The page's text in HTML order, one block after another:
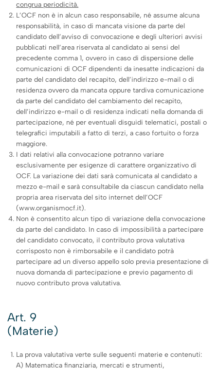
congrua periodicità.
L’OCF non è in alcun caso responsabile, né assume alcuna
responsabilità, in caso di mancata visione da parte del
candidato dell’avviso di convocazione e degli ulteriori avvisi
pubblicati nell’area riservata al candidato ai sensi del
precedente comma 1, ovvero in caso di dispersione delle
comunicazioni di OCF dipendenti da inesatte indicazioni da
parte del candidato del recapito, dell’indirizzo e-mail o di
residenza ovvero da mancata oppure tardiva comunicazione
da parte del candidato del cambiamento del recapito,
dell’indirizzo e-mail o di residenza indicati nella domanda di
partecipazione, né per eventuali disguidi telematici, postali o
telegrafici imputabili a fatto di terzi, a caso fortuito o forza
maggiore.
I dati relativi alla convocazione potranno variare
esclusivamente per esigenze di carattere organizzativo di
OCF. La variazione dei dati sarà comunicata al candidato a
mezzo e-mail e sarà consultabile da ciascun candidato nella
propria area riservata del sito internet dell’OCF
(www.organismocf.it).
Non è consentito alcun tipo di variazione della convocazione
da parte del candidato. In caso di impossibilità a partecipare
del candidato convocato, il contributo prova valutativa
corrisposto non è rimborsabile e il candidato potrà
partecipare ad un diverso appello solo previa presentazione di
nuova domanda di partecipazione e previo pagamento di
nuovo contributo prova valutativa.
Art. 9
(Materie)
La prova valutativa verte sulle seguenti materie e contenuti:
A) Matematica finanziaria, mercati e strumenti,